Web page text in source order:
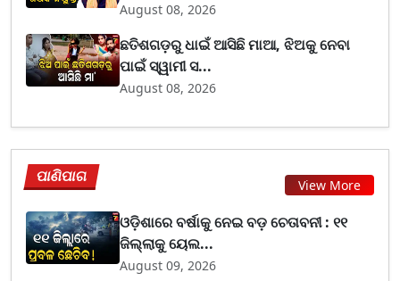
August 08, 2026
ଛତିଶଗଡ଼ରୁ ଧାଇଁ ଆସିଛି ମାଆ, ଝିଅକୁ ନେବା
ପାଇଁ ସ୍ୱାମୀ ସ...
August 08, 2026
ପାଣିପାଗ View More
ଓଡ଼ିଶାରେ ବର୍ଷାକୁ ନେଇ ବଡ଼ ଚେତାବନୀ : ୧୧
ଜିଲ୍ଲାକୁ ୟେଲ...
August 09, 2026